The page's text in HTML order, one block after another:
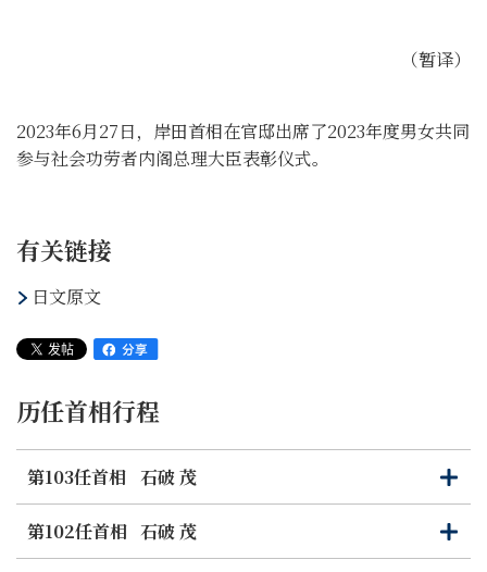
（暂译）
2023年6月27日，岸田首相在官邸出席了2023年度男女共同
参与社会功劳者内阁总理大臣表彰仪式。
有关链接
日文原文
历任首相行程
第103任首相 石破 茂
打
开
关
闭
第102任首相 石破 茂
打
开
关
闭